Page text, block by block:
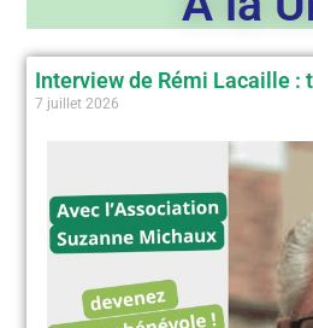
Interview de Rémi Lacaille :
7 juillet 2026